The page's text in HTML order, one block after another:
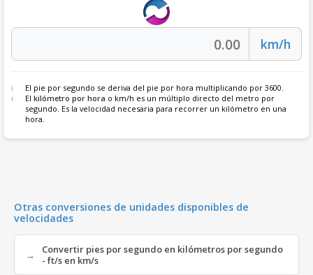
El pie por segundo se deriva del pie por hora multiplicando por 3600.
El kilómetro por hora o km/h es un múltiplo directo del metro por
segundo. Es la velocidad necesaria para recorrer un kilómetro en una
hora.
Otras conversiones de unidades disponibles de
velocidades
Convertir pies por segundo en kilómetros por segundo
- ft/s en km/s